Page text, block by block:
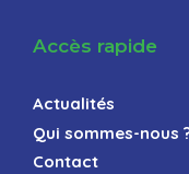
Accès rapide
Actualités
Qui sommes-nous
Contact